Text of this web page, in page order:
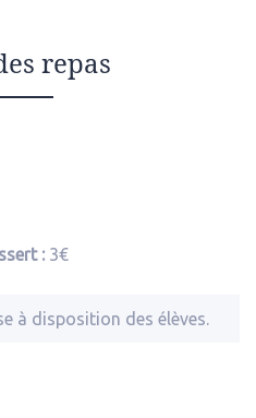
repas
: 3€
à disposition des élèves.